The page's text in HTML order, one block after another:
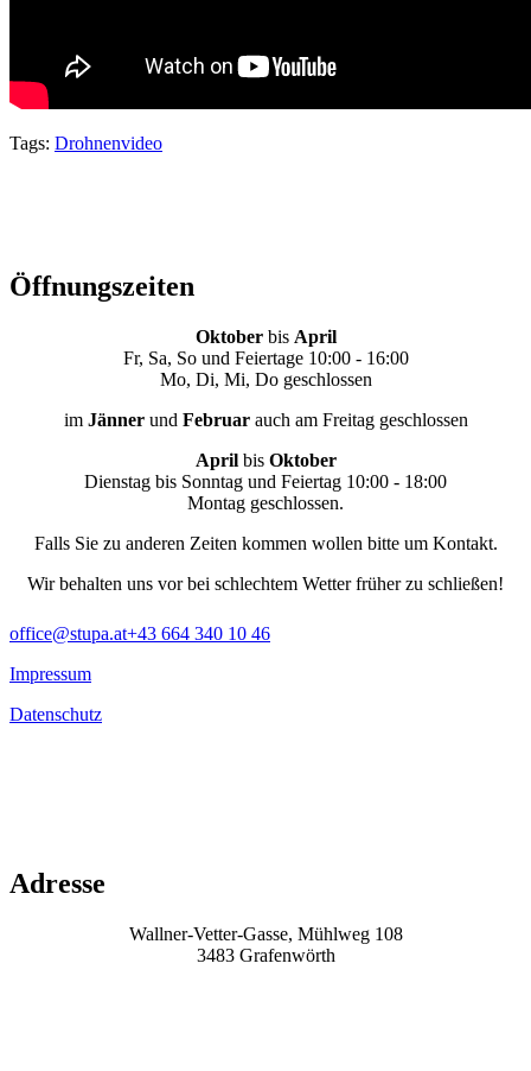
Tags: Drohnenvideo
Öffnungszeiten
Oktoberbis April
Fr, Sa, So und Feiertage 10:00 - 16:00
Mo, Di, Mi, Do geschlossen
im Jännerund Februar auch am Freitag geschlossen
Aprilbis Oktober
Dienstag bis Sonntag und Feiertag 10:00 - 18:00
Montag geschlossen.
Falls Sie zu anderen Zeiten kommen wollen bitte um Kontakt.
Wir behalten uns vor bei schlechtem Wetter früher zu schließen!
office@stupa.at+43 664 340 10 46
Impressum
Datenschutz
Adresse
Wallner-Vetter-Gasse, Mühlweg 108
3483 Grafenwörth